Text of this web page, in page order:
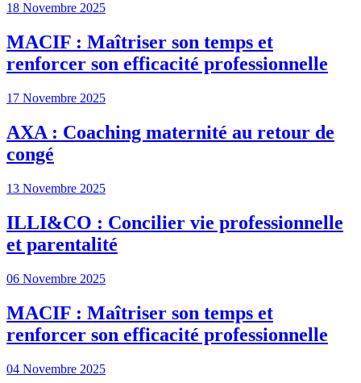
18 Novembre 2025
MACIF : Maîtriser son temps et
renforcer son efficacité professionnelle
17 Novembre 2025
AXA : Coaching maternité au retour de
congé
13 Novembre 2025
ILLI&CO : Concilier vie professionnelle
et parentalité
06 Novembre 2025
MACIF : Maîtriser son temps et
renforcer son efficacité professionnelle
04 Novembre 2025